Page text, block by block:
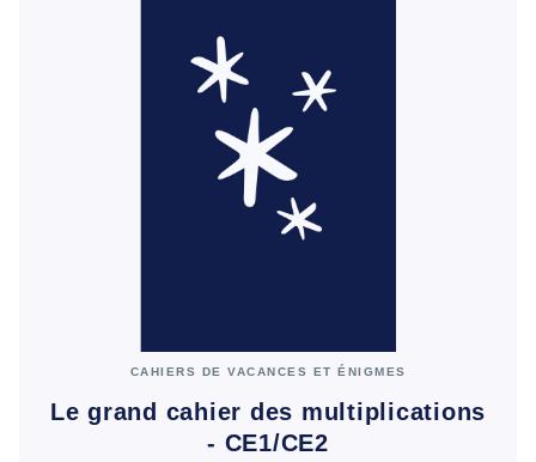
CAHIERS DE VACANCES ET ÉNIGMES
Le grand cahier des multiplications
- CE1/CE2